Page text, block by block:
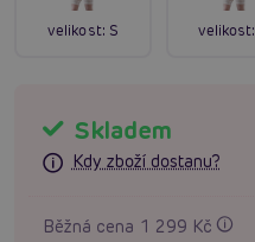
velikost: S velikost:
Skladem
Kdy zboží dostanu?
Běžná cena 1 299 Kč